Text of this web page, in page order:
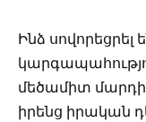
Ինձ սովորեցրել
մեծամիտ
իրենց իրական